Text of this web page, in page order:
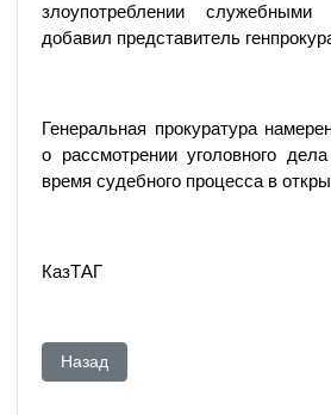
злоупотреблении
добавил представитель
Генеральная прокуратура
о рассмотрении уголовного
время судебного процесса в
КазТАГ
Предыдущий: Ловушка для
Назад